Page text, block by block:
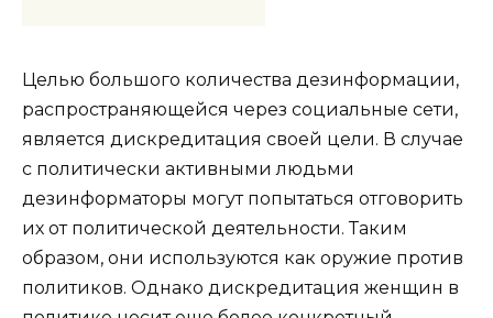
Целью большого количества дезинформации,
распространяющейся через социальные сети,
является дискредитация своей цели. В случае
с политически активными людьми
дезинформаторы могут попытаться отговорить
их от политической деятельности. Таким
образом, они используются как оружие против
политиков. Однако дискредитация женщин в